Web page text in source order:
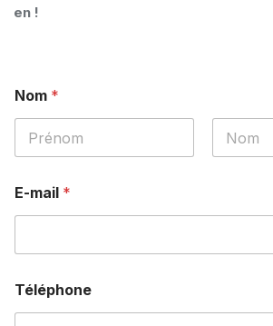
en !
Nom *
E-mail *
Téléphone